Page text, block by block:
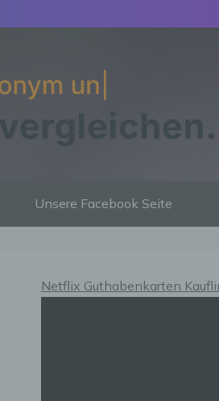
Unsere Facebook Seite
Netflix Guthabenkarten